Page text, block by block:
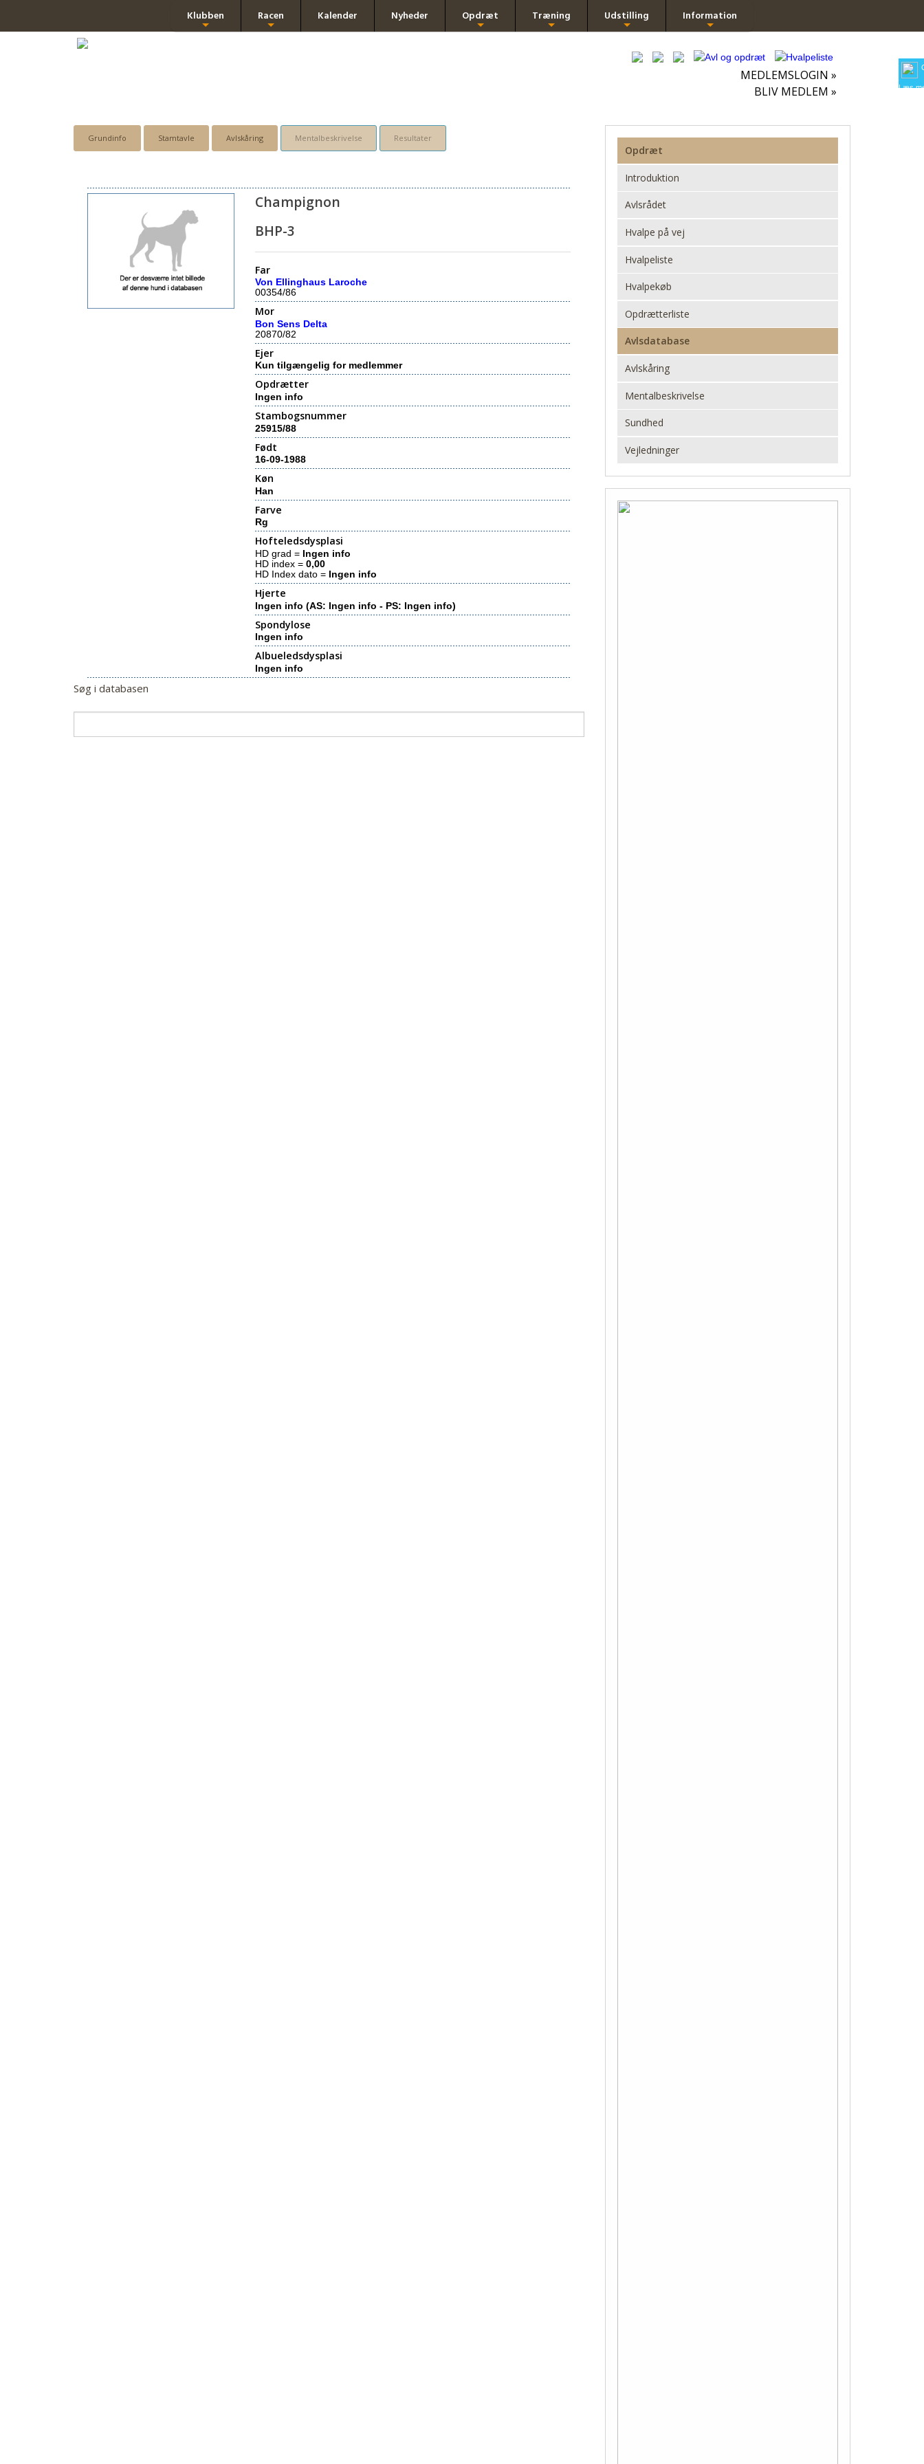
Læs
Klubben Racen Kalender Nyheder Opdræt Træning Udstilling Information
MEDLEMSLOGIN »
BLIV MEDLEM »
Grundinfo Stamtavle Avlskåring Mentalbeskrivelse Resultater
Champignon
BHP-3
Far
Von Ellinghaus Laroche
00354/86
Mor
Bon Sens Delta
20870/82
Ejer
Kun tilgængelig for medlemmer
Opdrætter
Ingen info
Stambogsnummer
25915/88
Født
16-09-1988
Køn
Han
Farve
Rg
Hofteledsdysplasi
HD grad = Ingen info
HD index =0,00
HD Index dato = Ingen info
Hjerte
Ingen info (AS: Ingen info - PS: Ingen info)
Spondylose
Ingen info
Albueledsdysplasi
Ingen info
Søg i databasen
Opdræt
Introduktion
Avlsrådet
Hvalpe på vej
Hvalpeliste
Hvalpekøb
Opdrætterliste
Avlsdatabase
Avlskåring
Mentalbeskrivelse
Sundhed
Vejledninger